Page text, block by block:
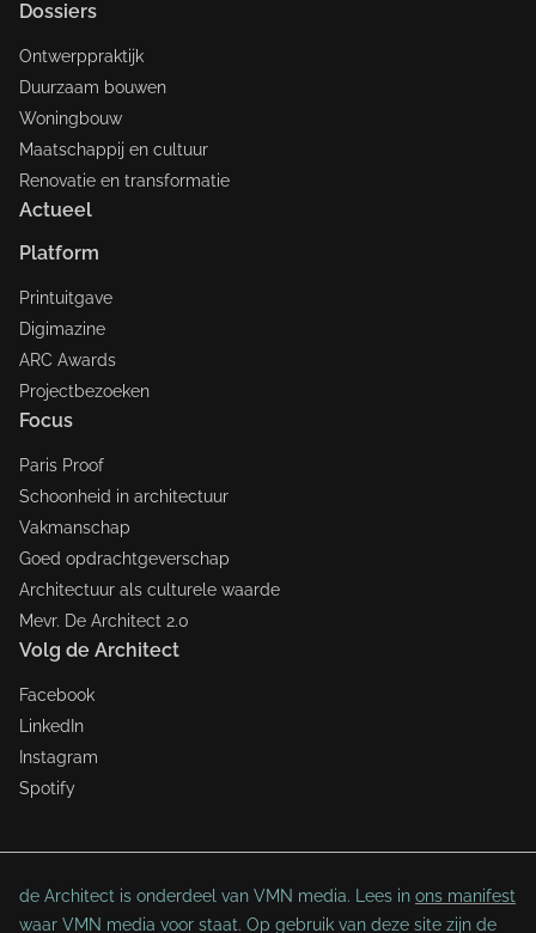
Dossiers
Ontwerppraktijk
Duurzaam bouwen
Woningbouw
Maatschappij en cultuur
Renovatie en transformatie
Actueel
Platform
Printuitgave
Digimazine
ARC Awards
Projectbezoeken
Focus
Paris Proof
Schoonheid in architectuur
Vakmanschap
Goed opdrachtgeverschap
Architectuur als culturele waarde
Mevr. De Architect 2.0
Volg de Architect
Facebook
LinkedIn
Instagram
Spotify
de Architect is onderdeel van VMN media. Lees in ons manifest
waar VMN media voor staat. Op gebruik van deze site zijn de